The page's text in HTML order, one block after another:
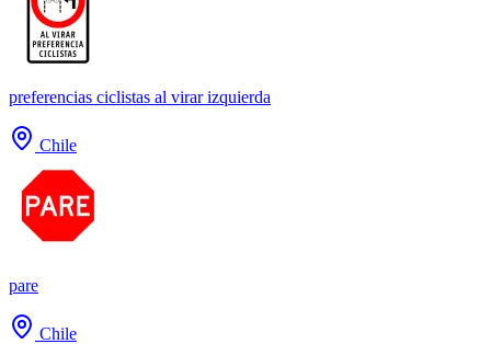
preferencias ciclistas al virar izquierda
Chile
pare
Chile